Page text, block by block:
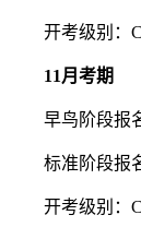
开考级别：
11月考期
早鸟阶段报名
标准阶段报名
开考级别：